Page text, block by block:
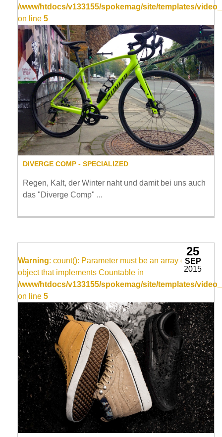
/www/htdocs/v133155/spokemag/site/templates/
on line 5
DIVERGE COMP - SPECIALIZED
Regen, Kalt, der Winter naht und damit bei uns auch
das "Diverge Comp" ...
Warning: count(): Parameter must be an array or an
object that implements Countable in
/www/htdocs/v133155/spokemag/site/templates/
on line 5
25
SEP
2015